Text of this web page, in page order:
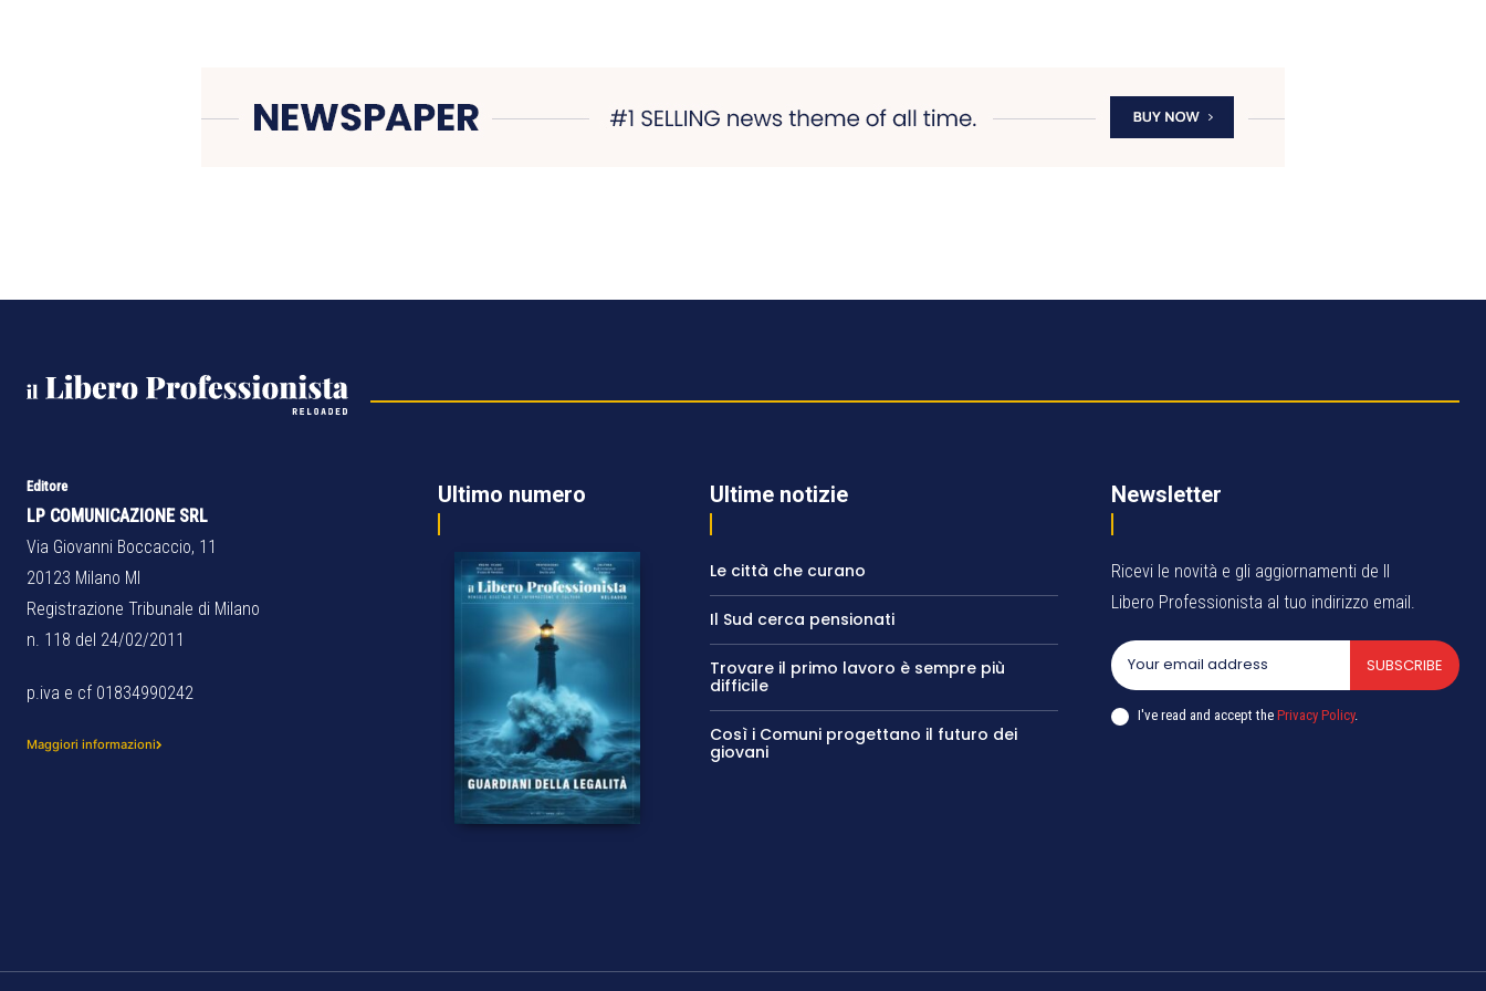
Editore
LP COMUNICAZIONE SRL
Via Giovanni Boccaccio, 11
20123 Milano MI
Registrazione Tribunale di Milano
n. 118 del 24/02/2011
p.iva e cf 01834990242
Maggiori informazioni
Ultimo numero Ultime notizie
Le città che curano
Il Sud cerca pensionati
Trovare il primo lavoro è sempre più
difficile
Così i Comuni progettano il futuro dei
giovani
Newsletter
Ricevi le novità e gli aggiornamenti de Il
Libero Professionista al tuo indirizzo email.
SUBSCRIBE
I've read and accept thePrivacy Policy.